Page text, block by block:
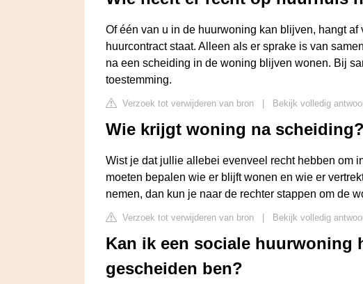
Of één van u in de huurwoning kan blijven, hangt
huurcontract staat. Alleen als er sprake is van
na een scheiding in de woning blijven wonen. Bij
toestemming.
Verzoek tot verwijderen van bron Bekijk volledig
Wie krijgt woning na scheiding?
Wist je dat jullie allebei evenveel recht hebben om
moeten bepalen wie er blijft wonen en wie er
nemen, dan kun je naar de rechter stappen om de
Verzoek tot verwijderen van bron Bekijk volledig
Kan ik een sociale huurwoning
gescheiden ben?